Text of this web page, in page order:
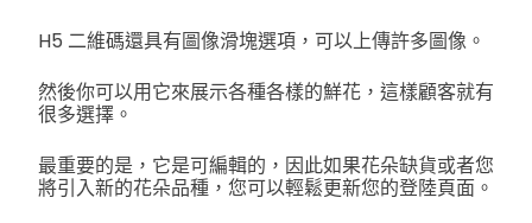
H5 二維碼還具有圖像滑塊選項，可以上傳許多圖像。
然後你可以用它來展示各種各樣的鮮花，這樣顧客就有
很多選擇。
最重要的是，它是可編輯的，因此如果花朵缺貨或者您
將引入新的花朵品種，您可以輕鬆更新您的登陸頁面。